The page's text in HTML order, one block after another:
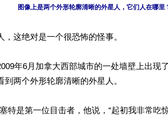
图像上是两个外形轮廓清晰的外星人，它们人在哪里
这绝对是一个很恐怖的怪事。
年6月加拿大西部城市的一处墙壁上出现
两个外形轮廓清晰的外星人。
特是第一位目击者，他说，“起初我非常吃